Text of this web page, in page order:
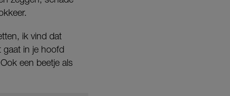
ik vind dat
gaat in je hoofd
een beetje als